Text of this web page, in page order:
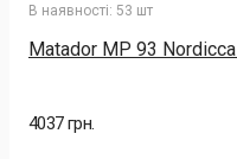
В наявності: 53 шт
Matador MP 93
4037 грн.